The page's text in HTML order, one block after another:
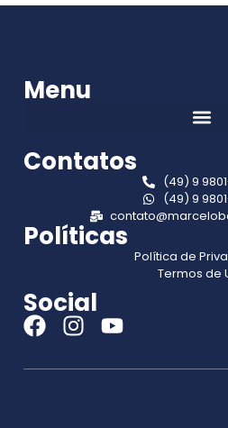
Menu
Contatos
(49) 9
(49) 9
Políticas
Política de
Termos de
Social